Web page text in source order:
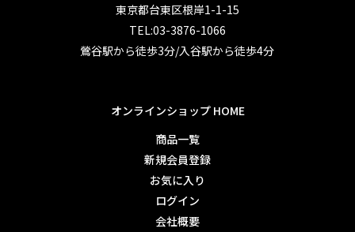
東京都台東区根岸1-1-15
TEL:03-3876-1066
鶯谷駅から徒歩3分/入谷駅から徒歩4分
オンラインショップ HOME
商品一覧
新規会員登録
お気に入り
ログイン
会社概要